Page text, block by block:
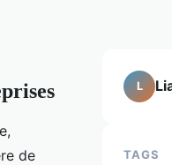
de
L
TAGS